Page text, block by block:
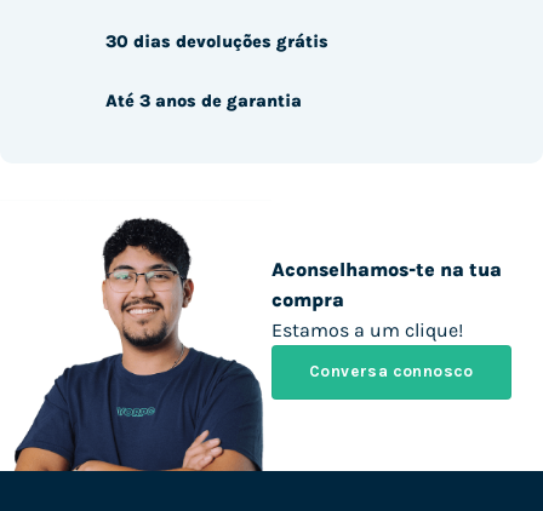
Aconselhamos-te na tua
compra
Estamos a um clique!
Conversa connosco
30 dias devoluções grátis
Até 3 anos de garantia